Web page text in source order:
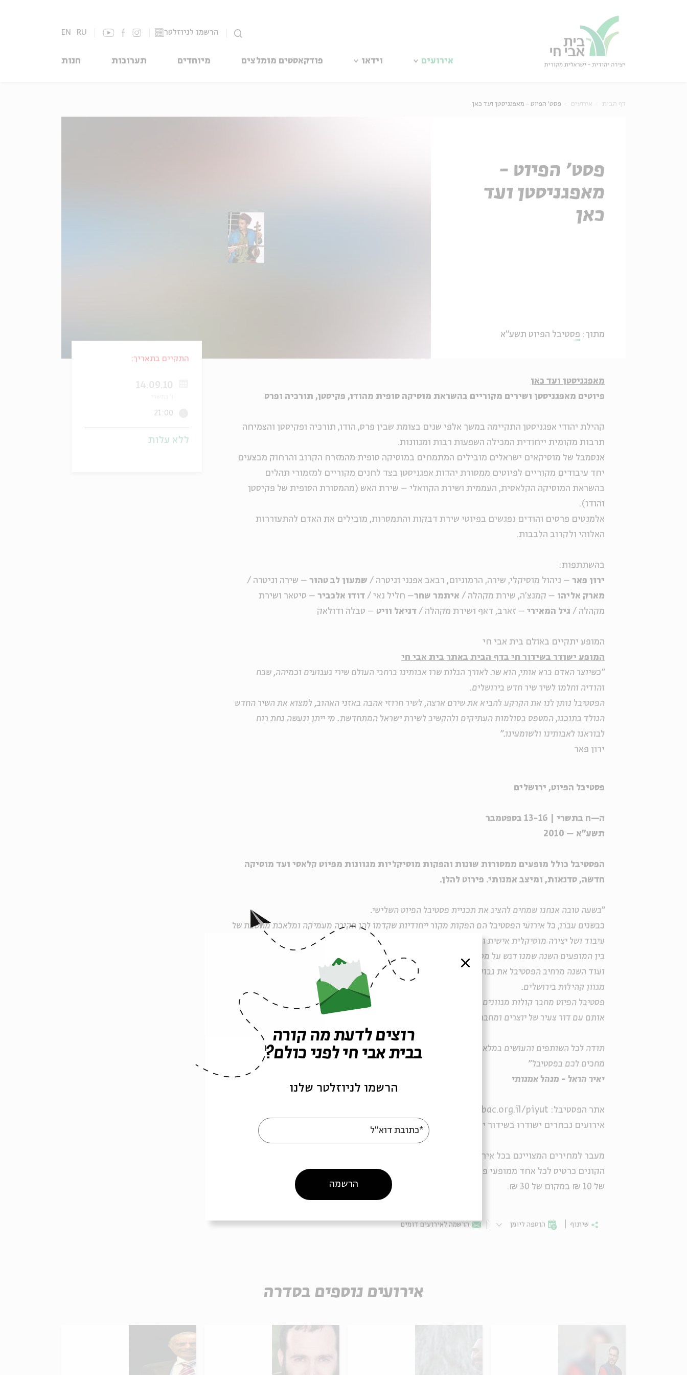
הרשמו לניוזלטר EN RU
אירועים וידאו פודקאסטים מומלצים מיוחדים תערוכות חנות
דף הבית אירועים פסט' הפיוט - מאפגניסטן ועד כאן
פסט' הפיוט -
מאפגניסטן ועד
כאן
מתוך: פסטיבל הפיוט תשע"א
מאפגניסטן ועד כאן
פיוטים מאפגניסטן ושירים מקוריים בהשראת מוסיקה סופית מהודו, פקיסטן, תורכיה ופרס
קהילת יהודי אפגניסטן התקיימה במשך אלפי שנים בצומת שבין פרס, הודו, תורכיה ופקיסטן והצמיחה
תרבות מקומית ייחודית המכילה השפעות רבות ומגוונות.
אנסמבל של מוסיקאים ישראלים מובילים המתמחים במוסיקה סופית מהמזרח הקרוב והרחוק מבצעים
יחד עיבודים מקוריים לפיוטים ממסורת יהדות אפגניסטן בצד לחנים מקוריים למזמורי תהלים
בהשראת המוסיקה הקלאסית, העממית ושירת הקוואלי – שירת האש (מהמסורת הסופית של פקיסטן
והודו).
אלמנטים פרסים והודים נפגשים בפיוטי שירת דבקות והתמסרות, מובילים את האדם להתעוררות
האלוהי ולקרוב הלבבות.
בהשתתפות:
ירון פאר – ניהול מוסיקלי, שירה, הרמוניום, רבאב אפגני וגיטרה / שמעון לב טהור – שירה וגיטרה /
מארק אליהו – קמנצ'ה, שירת מקהלה / איתמר שחר– חליל נאי / דודו אלכביר – סיטאר ושירת
מקהלה / גיל המאירי – זארב, דאף ושירת מקהלה / דניאל וויט – טבלה ודולאק
המופע יתקיים באולם בית אבי חי
המופע ישודר בשידור חי בדף הבית באתר בית אבי חי
"כשיוצר האדם ברא אותי, הוא שר. לאורך הגלות שרו אבותינו ברחבי העולם שירי געגועים וכמיהה, שבח
והודיה וחלמו לשיר שיר חדש בירושלים.
הפסטיבל נותן לנו את הקרקע להביא את שירם ארצה, לשיר חרוזי אהבה באזני האהוב, למצוא את השיר החדש
הנולד בתוכנו, המטפס בסולמות העתיקים ולהקשיב לשירת ישראל המתחדשת. מי ייתן ונעשה נחת רוח
לבוראנו לאבותינו ולשומעינו."
ירון פאר
פסטיבל הפיוט, ירושלים
ה—ח בתשרי | 13-16 בספטמבר
תשע"א – 2010
הפסטיבל כולל מופעים ממסורות שונות והפקות מוסיקליות מגוונות מפיוט קלאסי ועד מוסיקה
חדשה, סדנאות, ומיצב אמנותי. פירוט להלן.
"בשעה טובה אנחנו שמחים להציג את תכניית פסטיבל הפיוט השלישי.
כבשנים עברו, כל אירועי הפסטיבל הם הפקות מקור ייחודיות שקדמו להן חקירה מעמיקה ומלאכת מחשבת של
עיבוד ושל יצירה מוסיקלית אישית ומקורית.
בין המופעים השנה שמנו דגש על מסורות עתיקות וייחודיות הפחות מוכרות לציבור.
ועוד השנה מרחיב הפסטיבל את גבולותיו מהבמה אל השטח. במסגרת האירועים יפתחו בפני הקהל שעריהן של
מגוון קהילות בירושלים.
פסטיבל הפיוט מחבר קולות מגוונים שמפרים ומאתגרים זה את זה; הוא נותן במה לקולות אבותינו, מפגיש
אותם עם דור צעיר של יוצרים ומחבר אותנו בקשר חי אל אלפיים שנה של שירת קודש עברית.
תודה לכל השותפים והעושים במלאכה.
מחכים לכם בפסטיבל"
יאיר הראל - מנהל אמנותי
אתר הפסטיבל: https://bac.org.il/piyut
אירועים נבחרים ישודרו בשידור ישיר באתר הפסטיבל, באתר בית אבי חי וברשתות קול ישראל.
מעבר למחירים המצויינם בכל אירוע קיימת חבילת כרטיס למופע + סדנה:
הקונים כרטיס לכל אחד ממופעי פסטיבל הפיוט, זכאים לרכוש כרטיס לאחת מסדנאות הפסטיבל במחיר
של 10 ₪ במקום של 30 ₪.
שיתוף הוספה ליומן הרשמה לאירועים דומים
התקיים בתאריך:
14.09.10
21:00
ללא עלות
אירועים נוספים בסדרה
סגור
רוצים לדעת מה קורה
בבית אבי חי לפני כולם?
הרשמו לניוזלטר שלנו
*כתובת דוא"ל
הרשמה